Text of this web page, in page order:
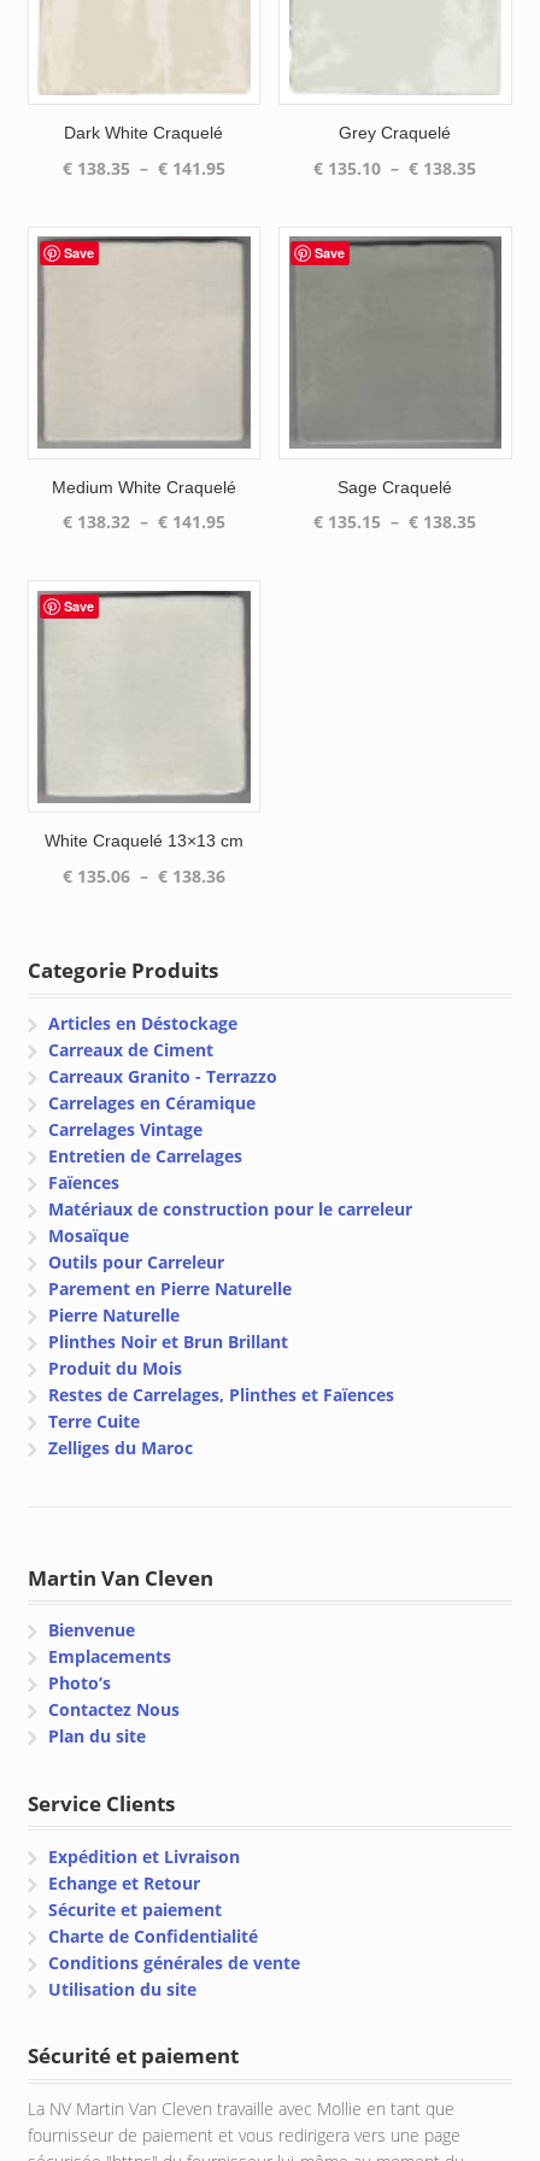
Dark White Craquelé
€138.35 – €141.95Plage
€ 138.35
Grey Craquelé
€ 135.10 – € 138.35Plage
€
Save
Medium White Craquelé
€138.32 – €141.95Plage
€ 138.32
Save
Sage Craquelé
€ 135.15 – € 138.35Plage
Save
White Craquelé 13×13 cm
€135.06 – €138.36Plage
Categorie Produits
Articles en Déstockage
Carreaux de Ciment
Carreaux Granito - Terrazzo
Carrelages en Céramique
Carrelages Vintage
Entretien de Carrelages
Faïences
Matériaux de construction pour le carreleur
Mosaïque
Outils pour Carreleur
Parement en Pierre Naturelle
Pierre Naturelle
Plinthes Noir et Brun Brillant
Produit du Mois
Restes de Carrelages, Plinthes et Faïences
Terre Cuite
Zelliges du Maroc
Martin Van Cleven
Bienvenue
Emplacements
Photo’s
Contactez Nous
Plan du site
Service Clients
Expédition et Livraison
Echange et Retour
Sécurite et paiement
Charte de Confidentialité
Conditions générales de vente
Utilisation du site
Sécurité et paiement
La NV Martin Van Cleven travaille avec Mollie en tant que
fournisseur de paiement et vous redirigera vers une page